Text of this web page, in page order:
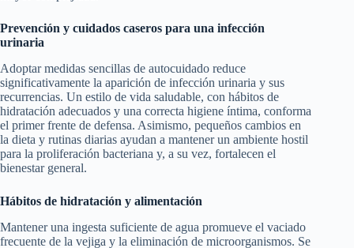
Prevención y cuidados caseros para una infección
urinaria
Adoptar medidas sencillas de autocuidado reduce
significativamente la aparición de infección urinaria y sus
recurrencias. Un estilo de vida saludable, con hábitos de
hidratación adecuados y una correcta higiene íntima, conforma
el primer frente de defensa. Asimismo, pequeños cambios en
la dieta y rutinas diarias ayudan a mantener un ambiente hostil
para la proliferación bacteriana y, a su vez, fortalecen el
bienestar general.
Hábitos de hidratación y alimentación
Mantener una ingesta suficiente de agua promueve el vaciado
frecuente de la vejiga y la eliminación de microorganismos. Se